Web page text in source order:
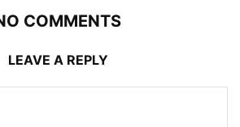
COMMENTS
LEAVE A REPLY